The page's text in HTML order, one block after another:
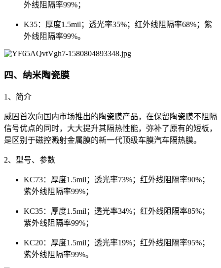
外线阻隔率99%；
K35：厚度1.5mil；透光率35%；红外线阻隔率68%；紫
外线阻隔率99%。
四、纳米陶瓷膜
1、简介
威固首次向国内市场推出的陶瓷膜产品，在保留陶瓷膜不阻隔
信号优点的同时，大大提升其隔热性能，弥补了原有的短板，
是区别于磁控溅射金属膜的新一代顶级车膜汽车隔热膜。
2、型号、参数
KC73：厚度1.5mil；透光率73%；红外线阻隔率90%；
紫外线阻隔率99%；
KC35：厚度1.5mil；透光率34%；红外线阻隔率85%；
紫外线阻隔率99%；
KC20：厚度1.5mil；透光率19%；红外线阻隔率95%；
紫外线阻隔率99%。